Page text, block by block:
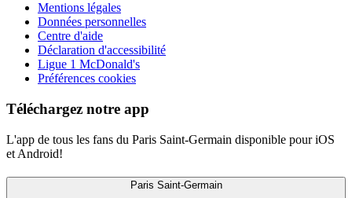
Mentions légales
Données personnelles
Centre d'aide
Déclaration d'accessibilité
Ligue 1 McDonald's
Préférences cookies
Téléchargez notre app
L'app de tous les fans du Paris Saint-Germain disponible pour iOS
et Android!
Paris Saint-Germain